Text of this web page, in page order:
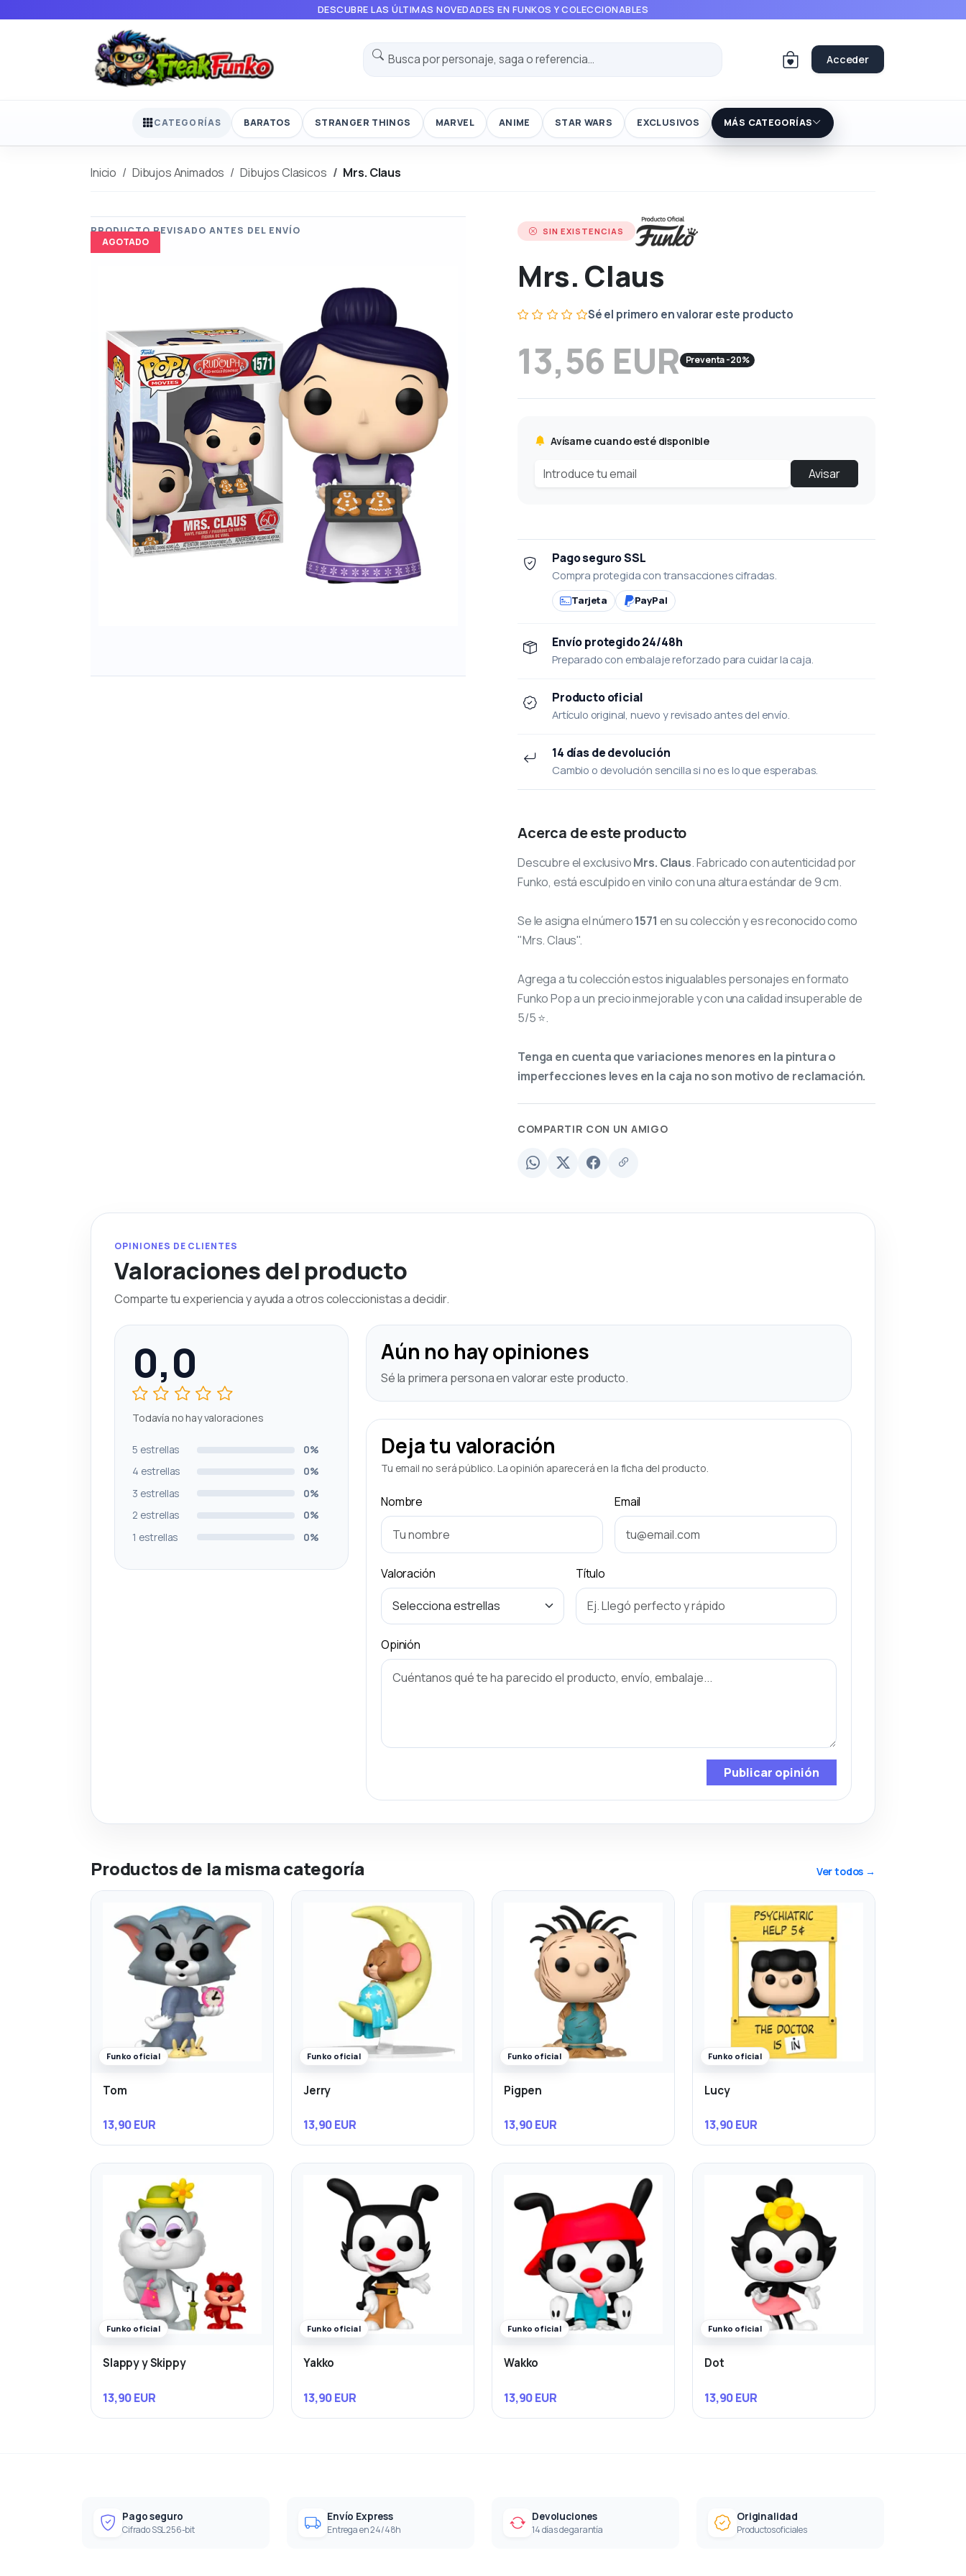
DESCUBRE LAS ÚLTIMAS NOVEDADES EN FUNKOS Y COLECCIONABLES
Acceder
CATEGORÍAS BARATOS STRANGER THINGS MARVEL ANIME STAR WARS EXCLUSIVOS MÁS CATEGORÍAS
Inicio Dibujos Animados Dibujos Clasicos Mrs. Claus
AGOTADO
SIN EXISTENCIAS
Mrs. Claus
Sé el primero en valorar este producto
13,56 EUR Preventa -20%
Avísame cuando esté disponible
Avisar
Pago seguro SSL
Compra protegida con transacciones cifradas.
Tarjeta PayPal
Envío protegido 24/48h
Preparado con embalaje reforzado para cuidar la caja.
Producto oficial
Artículo original, nuevo y revisado antes del envío.
14 días de devolución
Cambio o devolución sencilla si no es lo que esperabas.
Acerca de este producto
Descubre el exclusivoMrs. Claus. Fabricado con autenticidad por
Funko, está esculpido en vinilo con una altura estándar de 9 cm.
Se le asigna el número1571 en su colección y es reconocido como
"Mrs. Claus".
Agrega a tu colección estos inigualables personajes en formato
Funko Pop a un precio inmejorable y con una calidad insuperable de
5/5 ⭐.
Tenga en cuenta que variaciones menores en la pintura o
imperfecciones leves en la caja no son motivo de reclamación.
COMPARTIR CON UN AMIGO
OPINIONES DE CLIENTES
Valoraciones del producto
Comparte tu experiencia y ayuda a otros coleccionistas a decidir.
0,0
Todavía no hay valoraciones
5 estrellas
0%
4 estrellas
0%
3 estrellas
0%
2 estrellas
0%
1 estrellas
0%
Aún no hay opiniones
Sé la primera persona en valorar este producto.
Deja tu valoración
Tu email no será público. La opinión aparecerá en la ficha del producto.
Nombre Email
Valoración Título
Opinión
Publicar opinión
Productos de la misma categoría Ver todos →
Funko oficial
Tom
13,90 EUR
Funko oficial
Jerry
13,90 EUR
Funko oficial
Pigpen
13,90 EUR
Funko oficial
Lucy
13,90 EUR
Funko oficial
Slappy y Skippy
13,90 EUR
Funko oficial
Yakko
13,90 EUR
Funko oficial
Wakko
13,90 EUR
Funko oficial
Dot
13,90 EUR
Pago seguro
Cifrado SSL 256-bit
Envío Express
Entrega en 24/48h
Devoluciones
14 días de garantía
Originalidad
Productos oficiales